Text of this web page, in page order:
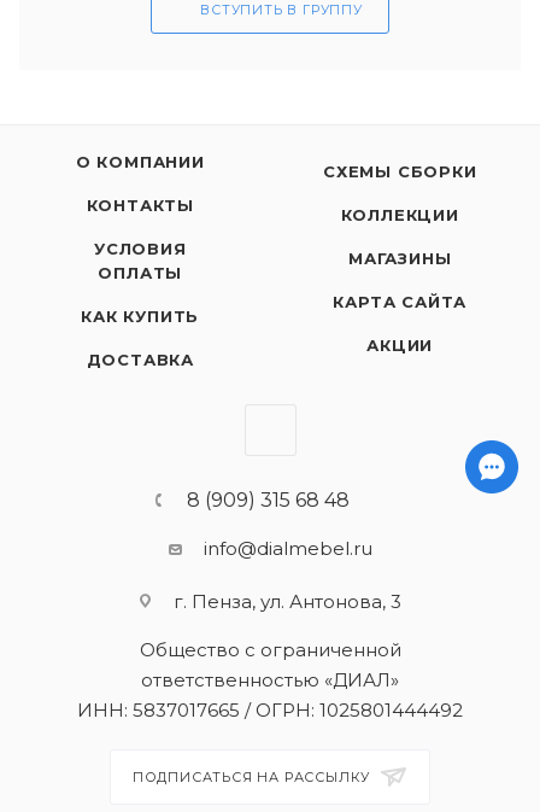
ВСТУПИТЬ В ГРУППУ
О КОМПАНИИ
КОНТАКТЫ
УСЛОВИЯ
ОПЛАТЫ
КАК КУПИТЬ
ДОСТАВКА
СХЕМЫ СБОРКИ
КОЛЛЕКЦИИ
МАГАЗИНЫ
КАРТА САЙТА
АКЦИИ
8 (909) 315 68 48
info@dialmebel.ru
г. Пенза, ул. Антонова, 3
Общество с ограниченной
ответственностью «ДИАЛ»
ИНН: 5837017665 / ОГРН: 1025801444492
ПОДПИСАТЬСЯ НА РАССЫЛКУ